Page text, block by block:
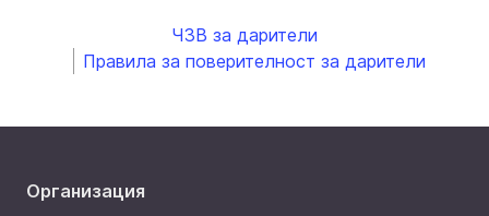
ЧЗВ за дарители
Правила за поверителност за дарители
Организация